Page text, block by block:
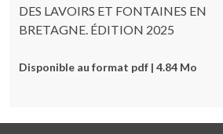
DES LAVOIRS ET FONTAINES EN
BRETAGNE. ÉDITION 2025
Disponible au format pdf | 4.84 Mo